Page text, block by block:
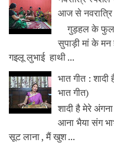
आज से
गुड़हल के
सुपाड़ी मां के
गइलू लुभाई हाथी ...
भात गीत :
भात गीत)
शादी है मेरे
आना भैया संग
सूट लाना , मैं खुश ...